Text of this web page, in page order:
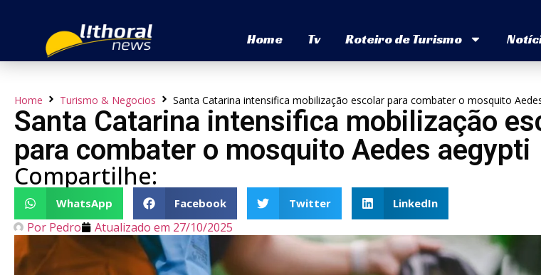
Home Tv Roteiro de Turismo
Home Turismo & Negocios Santa Catarina intensifica mobilização escolar para combater o mosquito
Santa Catarina intensifica mobilização
para combater o mosquito Aedes aegypti
Compartilhe:
WhatsApp Facebook Twitter LinkedIn
Por Pedro Atualizado em 27/10/2025